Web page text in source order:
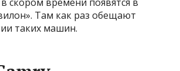
скором времени появятся в
Там как раз обещают
таких машин.